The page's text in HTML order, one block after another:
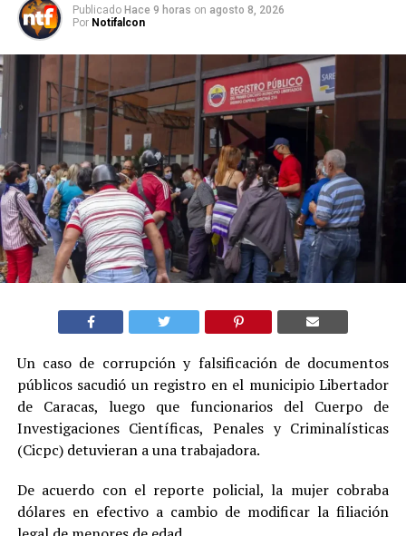
Publicado Hace 9 horas on agosto 8, 2026
Por Notifalcon
Un caso de corrupción y falsificación de documentos
públicos sacudió un registro en el municipio Libertador
de Caracas, luego que funcionarios del Cuerpo de
Investigaciones Científicas, Penales y Criminalísticas
(Cicpc) detuvieran a una trabajadora.
De acuerdo con el reporte policial, la mujer cobraba
dólares en efectivo a cambio de modificar la filiación